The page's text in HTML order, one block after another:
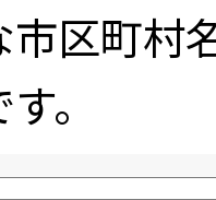
市区町村
。